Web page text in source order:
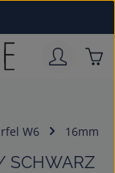
W6 16mm
SCHWARZ